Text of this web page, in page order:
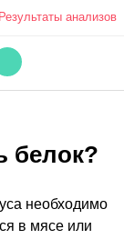
Результаты анализов
белок?
необходимо
в мясе или